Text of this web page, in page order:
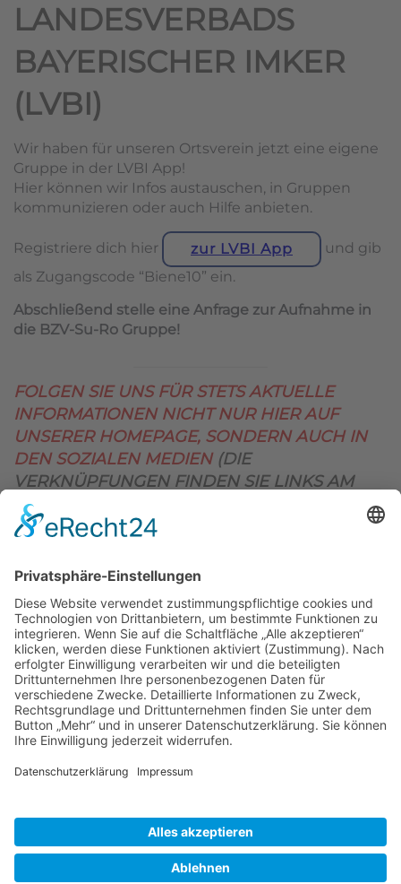
LANDESVERBADS
BAYERISCHER IMKER
(LVBI)
Wir haben für unseren Ortsverein jetzt eine eigene
Gruppe in der LVBI App!
Hier können wir Infos austauschen, in Gruppen
kommunizieren oder auch Hilfe anbieten.
Registriere dich hier zur LVBI App
und gib
als Zugangscode “Biene10” ein.
Abschließend stelle eine Anfrage zur Aufnahme in
die BZV-Su-Ro Gruppe!
FOLGEN SIE UNS FÜR STETS AKTUELLE
INFORMATIONEN NICHT NUR HIER AUF
UNSERER HOMEPAGE, SONDERN AUCH IN
DEN SOZIALEN MEDIEN (DIE
VERKNÜPFUNGEN FINDEN SIE LINKS AM
OBEREN SEITENRAND)
BIENENZUCHTVEREIN SULZBACH-ROSENBERG
1871 E.V.
1. Vorsitzender
Matthias Bohmann
Siebeneichen 13
92237 Sulzbach-Rosenberg
E-Mail: vorstand@bienenzuchtverein-sulzbach-
Copyright © Bienenzuchtverein